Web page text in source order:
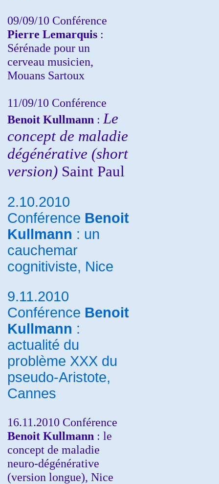
09/09/10 Conférence
Pierre Lemarquis :
Sérénade pour un
cerveau musicien,
Mouans Sartoux
11/09/10 Conférence
Benoit Kullmann : Le
concept de maladie
dégénérative (short
version) Saint Paul
2.10.2010
Conférence Benoit
Kullmann : un
cauchemar
cognitiviste, Nice
9.11.2010
Conférence Benoit
Kullmann :
actualité du
problème XXX du
pseudo-Aristote,
Cannes
16.11.2010 Conférence
Benoit Kullmann : le
concept de maladie
neuro-dégénérative
(version longue), Nice